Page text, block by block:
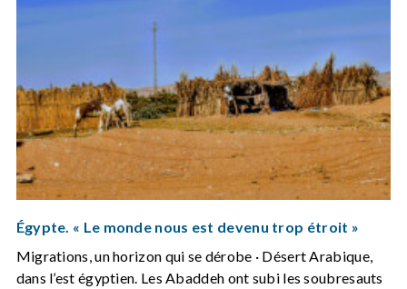
Égypte. « Le monde nous est devenu trop étroit »
Migrations, un horizon qui se dérobe · Désert Arabique,
dans l’est égyptien. Les Abaddeh ont subi les soubresauts